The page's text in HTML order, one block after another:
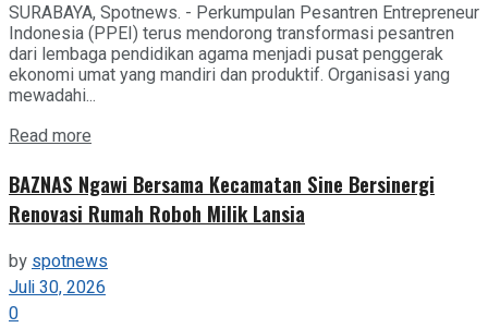
SURABAYA, Spotnews. - Perkumpulan Pesantren Entrepreneur
Indonesia (PPEI) terus mendorong transformasi pesantren
dari lembaga pendidikan agama menjadi pusat penggerak
ekonomi umat yang mandiri dan produktif. Organisasi yang
mewadahi...
Read more
BAZNAS Ngawi Bersama Kecamatan Sine Bersinergi
Renovasi Rumah Roboh Milik Lansia
byspotnews
Juli 30, 2026
0